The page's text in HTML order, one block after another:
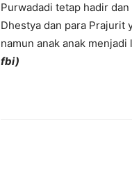
Purwadadi tetap hadir
Dhestya dan para Prajurit
namun anak anak
fbi)